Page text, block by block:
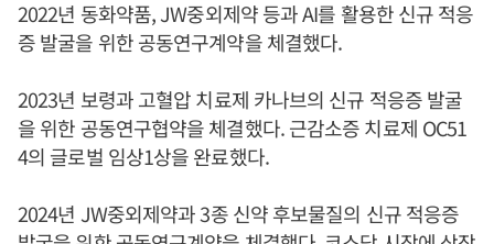
2022년 동화약품, JW중외제약 등과 AI를 활용한 신규 적응
증 발굴을 위한 공동연구계약을 체결했다.
2023년 보령과 고혈압 치료제 카나브의 신규 적응증 발굴
을 위한 공동연구협약을 체결했다. 근감소증 치료제 OC51
4의 글로벌 임상1상을 완료했다.
2024년 JW중외제약과 3종 신약 후보물질의 신규 적응증